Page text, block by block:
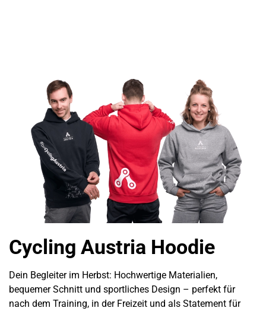
Cycling Austria Hoodie
Dein Begleiter im Herbst: Hochwertige Materialien,
bequemer Schnitt und sportliches Design – perfekt für
nach dem Training, in der Freizeit und als Statement für